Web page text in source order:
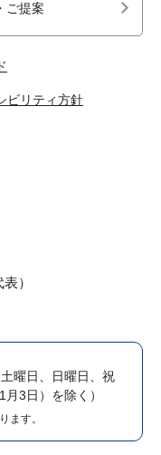
ご提案
ビリティ方針
）
土曜日、日曜日、祝
3日）を除く）
ます。